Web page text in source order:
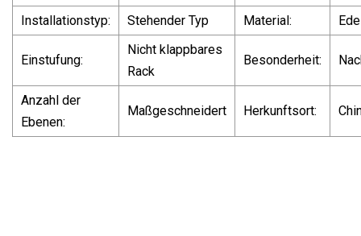
Installationstyp: Stehender Typ Material:
Einstufung:
Nicht klappbares
Rack
Besonderheit:
Anzahl der
Ebenen:
Maßgeschneidert Herkunftsort: